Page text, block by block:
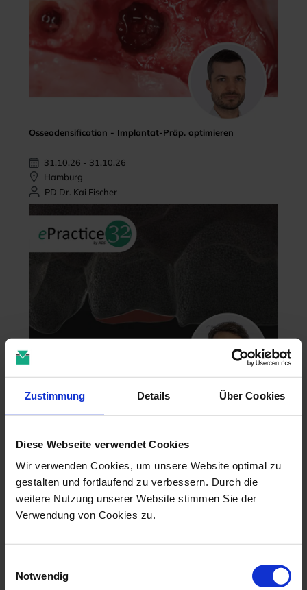
Zustimmung Details Über Cookies
Diese Webseite verwendet Cookies
Wir verwenden Cookies, um unsere Website optimal zu
gestalten und fortlaufend zu verbessern. Durch die
weitere Nutzung unserer Website stimmen Sie der
Verwendung von Cookies zu.
Notwendig
Osseodensification - Implantat-Präp. optimieren
31.10.26 - 31.10.26
Hamburg
PD Dr. Kai Fischer
Zahntechnik im 4D-Zeitalter
online
Dr. Christian Leonhardt